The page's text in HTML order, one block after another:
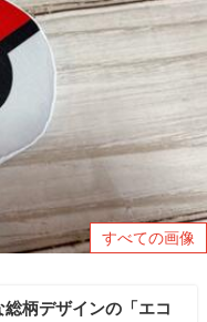
すべての画像
柄デザインの「エコ